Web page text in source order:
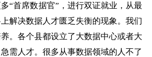
“首席数据官”，进行双证就业，从最
解决数据人才匮乏失衡的现象。我们
。各个县都设立了大数据中心或者大
急需 人才。很多从事数据领域的人 不了